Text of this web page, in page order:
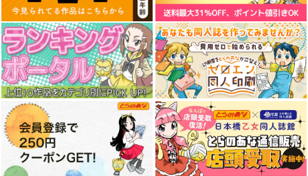
サンプル
カート
サンプル
カート
サンプル
カート
塩ビ魂極彩～SDガン
ダムフルカラー編
Vol.2～
vinyl chloride
1,320円（税込）
サンプル
作品詳細
塩ビ魂極彩～SDガン
ダムフルカラー編
Vol.1～
vinyl chloride
1,980円（税込）
サンプル
作品詳細
TAKUNOMIX vol.01
アットホーム酒家
2,970円（税込）
アイリス
サンプル
作品詳細